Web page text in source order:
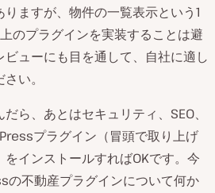
ますが、物件の一覧表示という1
のプラグインを実装することは避
ューにも目を通して、自社に適し
い。
ら、あとはセキュリティ、SEO、
プラグイン（冒頭で取り上げ
インストールすればOKです。今
の不動産プラグインについて何か